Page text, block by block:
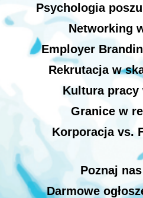
Psychologia
Networking
Employer
Rekrutacja w
Kultura pracy
Granice w
Korporacja vs.
Poznaj
Darmowe